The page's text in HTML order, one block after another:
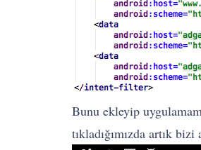
Bunu ekleyip
tıkladığımızda artık